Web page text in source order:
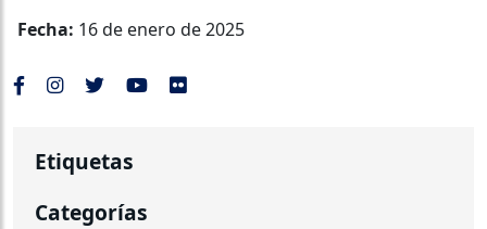
Fecha: 16 de enero de 2025
Etiquetas
Categorías